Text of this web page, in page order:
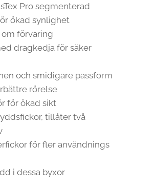
Pro segmenterad
ökad synlighet
förvaring
dragkedja för säker
och smidigare passform
rörelse
för ökad sikt
tillåter två
för fler användnings
i dessa byxor